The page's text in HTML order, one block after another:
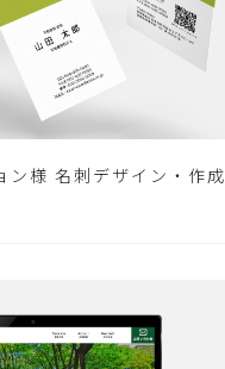
ン様 名刺デザイン・作成